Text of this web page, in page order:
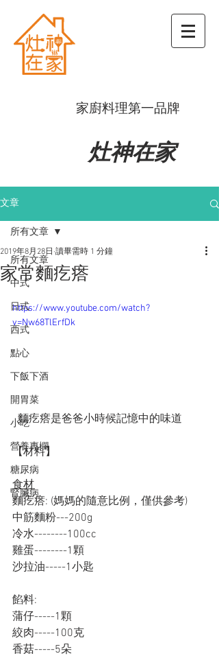
​家廚料理第一品牌
灶神在家
文章
所有文章
中式
日式
西式
點心
下飯下酒
開胃菜
小吃
營養專欄
糖尿病
腎臟病
所有文章
家常麵疙瘩
2019年8月28日 讀畢需時 1 分鐘
https://www.youtube.com/watch?
v=Nw68TlErfDk
  麵疙瘩是爸爸小時候記憶中的味道
【材料】
食材
麵疙瘩: (媽媽的隨意比例，僅供參考)
中筋麵粉---200g
冷水--------100cc
雞蛋--------1顆
沙拉油-----1小匙
餡料:
蒲仔-----1顆
絞肉-----100克
香菇-----5朵